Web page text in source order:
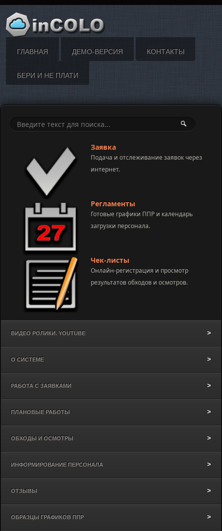
ГЛАВНАЯ ДЕМО-ВЕРСИЯ КОНТАКТЫ
БЕРИ И НЕ ПЛАТИ
Заявка
Подача и отслеживание заявок через
интернет.
Регламенты
Готовые графики ППР и календарь
загрузки персонала.
Чек-листы
Онлайн-регистрация и просмотр
результатов обходов и осмотров.
ВИДЕО РОЛИКИ. YOUTUBE
О СИСТЕМЕ
РАБОТА С ЗАЯВКАМИ
ПЛАНОВЫЕ РАБОТЫ
ОБХОДЫ И ОСМОТРЫ
ИНФОРМИРОВАНИЕ ПЕРСОНАЛА
ОТЗЫВЫ
ОБРАЗЦЫ ГРАФИКОВ ППР